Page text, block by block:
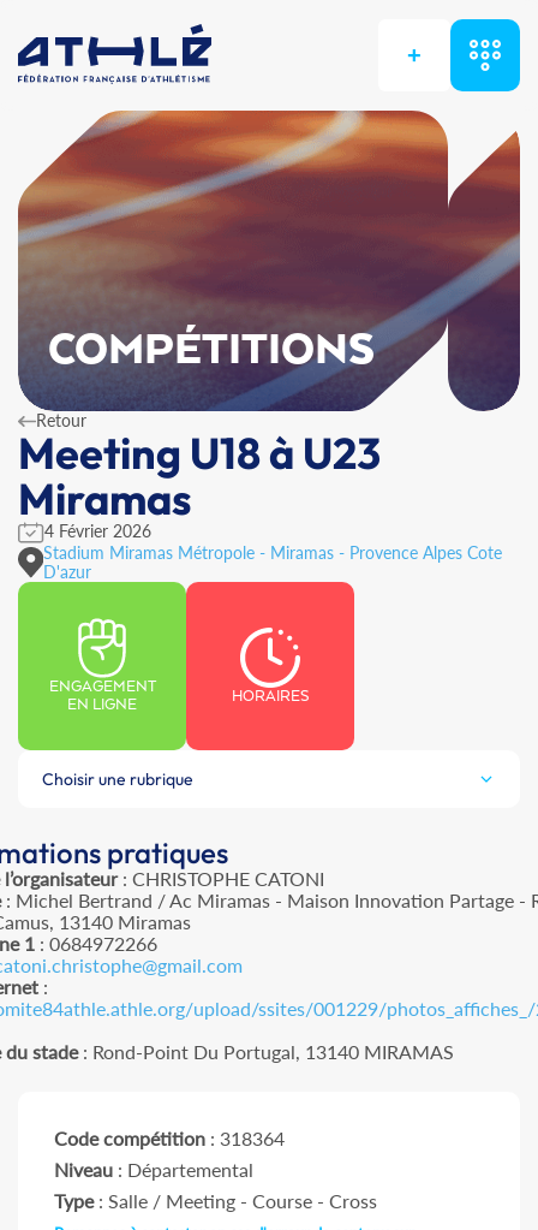
+
COMPÉTITIONS
Retour
Meeting U18 à U23
Miramas
4 Février 2026
Stadium Miramas Métropole - Miramas - Provence Alpes Cote
D'azur
ENGAGEMENT
EN LIGNE
HORAIRES
Choisir une rubrique
pratiques
: CHRISTOPHE CATONI
: Michel Bertrand / Ac Miramas - Maison Innovation Partage -
13140 Miramas
1: 0684972266
:
upload/ssites/001229/
du stade: Rond-Point Du Portugal, 13140 MIRAMAS
Code compétition : 318364
Niveau : Départemental
Type: Salle / Meeting - Course - Cross